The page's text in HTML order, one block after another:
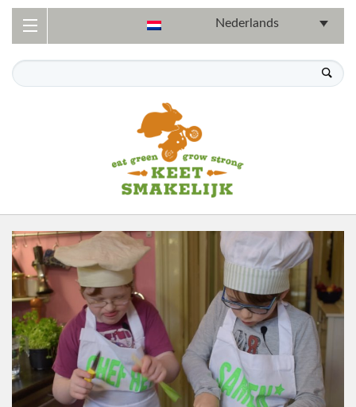
Nederlands